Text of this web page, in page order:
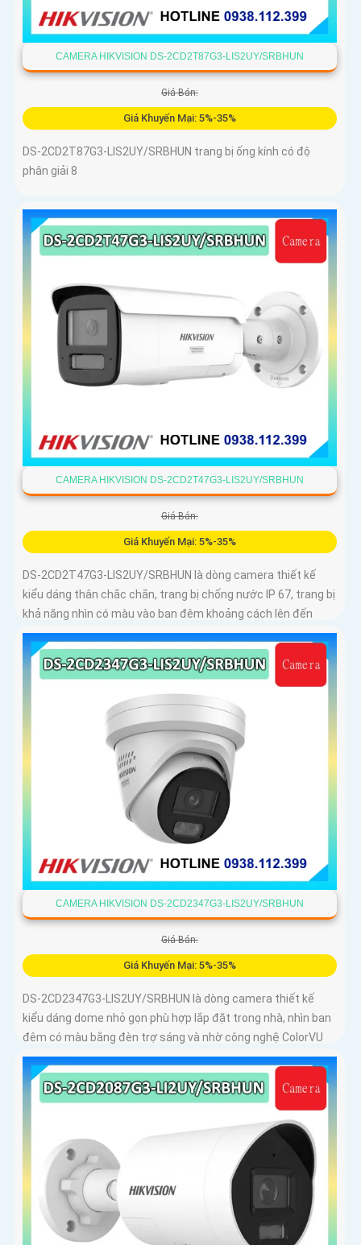
CAMERA HIKVISION DS-2CD2T87G3-LIS2UY/SRBHUN
Giá Bán:
Giá Khuyến Mại: 5%-35%
DS-2CD2T87G3-LIS2UY/SRBHUN trang bị ống kính có độ
phân giải 8
CAMERA HIKVISION DS-2CD2T47G3-LIS2UY/SRBHUN
Giá Bán:
Giá Khuyến Mại: 5%-35%
DS-2CD2T47G3-LIS2UY/SRBHUN là dòng camera thiết kế
kiểu dáng thân chắc chắn, trang bị chống nước IP 67, trang bị
khả năng nhìn có màu vào ban đêm khoảng cách lên đến
60m, phát hiện chuyển động và phân biệt được người và
phương tiện, ống kính 4
CAMERA HIKVISION DS-2CD2347G3-LIS2UY/SRBHUN
Giá Bán:
Giá Khuyến Mại: 5%-35%
DS-2CD2347G3-LIS2UY/SRBHUN là dòng camera thiết kế
kiểu dáng dome nhỏ gọn phù hợp lắp đặt trong nhà, nhìn ban
đêm có màu bằng đèn trợ sáng và nhờ công nghệ ColorVU
HikAI-ISP, có tính năng AI giúp nhận diện người và phương
tiện, tích hợp micro kép